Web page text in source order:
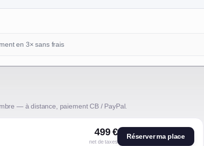
en 3× sans frais
— à distance, paiement CB / PayPal.
499 €
net de taxes
Réserver ma place